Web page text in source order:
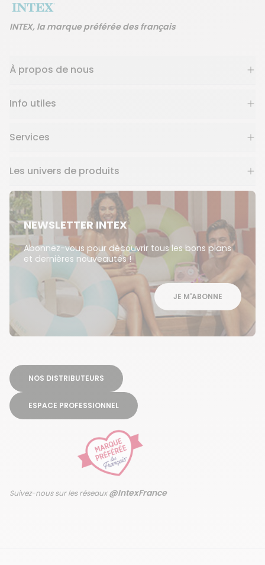
INTEX, la marque préférée des français
À propos de nous
Info utiles
Services
Les univers de produits
NEWSLETTER INTEX
Abonnez-vous pour découvrir tous les bons plans
et dernières nouveautés !
JE M'ABONNE
NOS DISTRIBUTEURS
ESPACE PROFESSIONNEL
Suivez-nous sur les réseaux@IntexFrance